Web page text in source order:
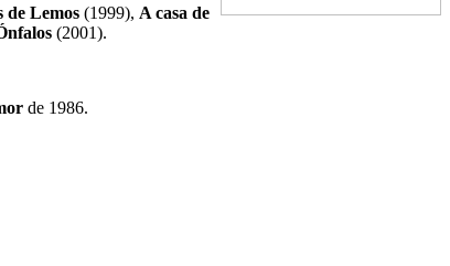
de Lemos (1999), A casa de
(2001).
de 1986.